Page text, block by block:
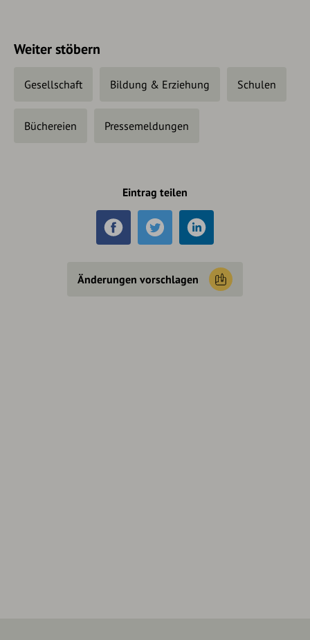
Weiter stöbern
Gesellschaft Bildung & Erziehung Schulen
Büchereien Pressemeldungen
Eintrag teilen
Änderungen vorschlagen